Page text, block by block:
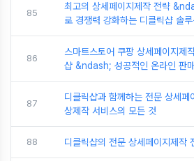
85
최고의 상세페이지제작 전략
로 경쟁력 강화하는 디클릭샵 솔루
86
스마트스토어 쿠팡 상세페이지제
샵 &ndash; 성공적인 온라인 판
87
디클릭샵과 함께하는 전문 상세
상제작 서비스의 모든 것
88 디클릭샵의 전문 상세페이지제작